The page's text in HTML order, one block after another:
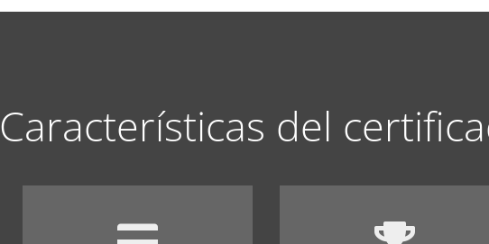
Características del